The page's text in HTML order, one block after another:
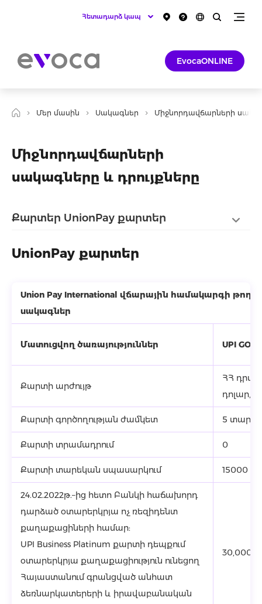
Հետադարձ կապ
EvocaONLINE
Մեր մասին Սակագներ Միջնորդավճարների
Միջնորդավճարների
սակագները և դրույքները
Քարտեր UnionPay քարտեր
UnionPay քարտեր
Union Pay International վճարային համակարգի
սակագներ
Մատուցվող ծառայություններ UPI GOLD
Քարտի արժույթ
ՀՀ
դոլար,
Քարտի գործողության ժամկետ 5 տարի
Քարտի տրամադրում 0
Քարտի տարեկան սպասարկում 15000
24.02.2022թ.–ից հետո Բանկի հաճախորդ
դարձած օտարերկրյա ոչ ռեզիդենտ
քաղաքացիների համար:
UPI Business Platinum քարտի դեպքում
օտարերկրյա քաղաքացիություն ունեցող
Հայաստանում գրանցված անհատ
ձեռնարկատերերի և իրավաբանական
30,000